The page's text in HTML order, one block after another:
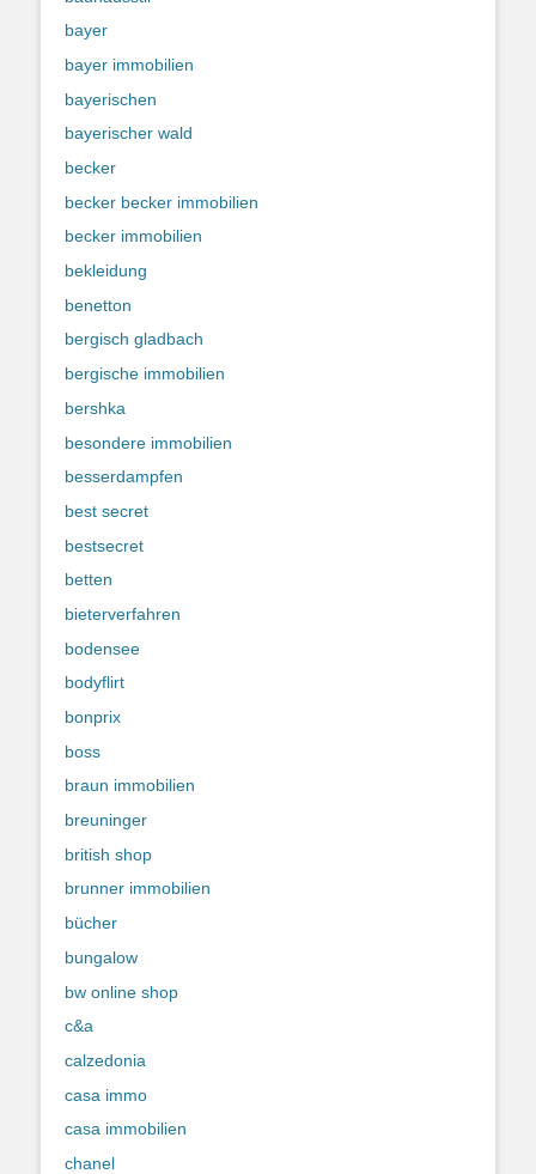
bayer
bayer immobilien
bayerischen
bayerischer wald
becker
becker becker immobilien
becker immobilien
bekleidung
benetton
bergisch gladbach
bergische immobilien
bershka
besondere immobilien
besserdampfen
best secret
bestsecret
betten
bieterverfahren
bodensee
bodyflirt
bonprix
boss
braun immobilien
breuninger
british shop
brunner immobilien
bücher
bungalow
bw online shop
c&a
calzedonia
casa immo
casa immobilien
chanel